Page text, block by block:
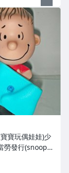
寶玩偶娃娃)少
勞發行(snoopy)
和毛毯!/6房樂箱